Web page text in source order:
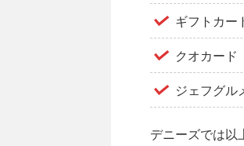
ギフトカー
クオカード
ジェフグル
デニーズでは以